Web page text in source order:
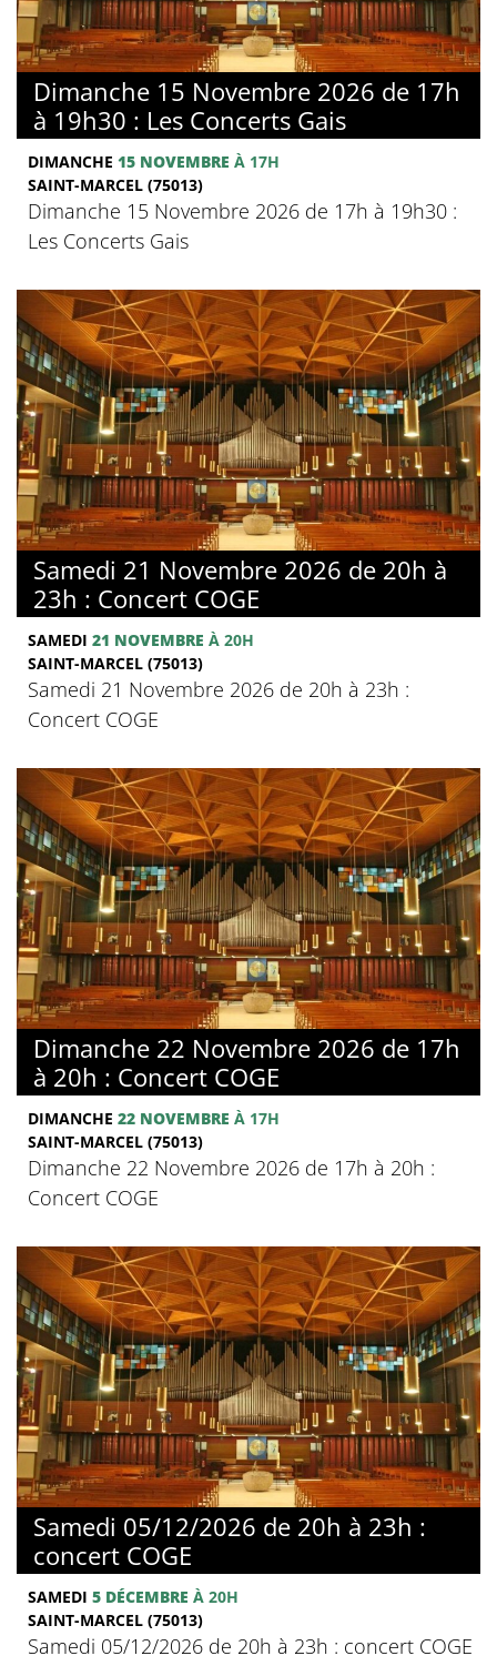
Dimanche 15 Novembre 2026 de 17h
à 19h30 : Les Concerts Gais
DIMANCHE 15 NOVEMBRE À 17H
SAINT-MARCEL (75013)
Dimanche 15 Novembre 2026 de 17h à 19h30 :
Les Concerts Gais
Samedi 21 Novembre 2026 de 20h à
23h : Concert COGE
SAMEDI 21 NOVEMBRE À 20H
SAINT-MARCEL (75013)
Samedi 21 Novembre 2026 de 20h à 23h :
Concert COGE
Dimanche 22 Novembre 2026 de 17h
à 20h : Concert COGE
DIMANCHE 22 NOVEMBRE À 17H
SAINT-MARCEL (75013)
Dimanche 22 Novembre 2026 de 17h à 20h :
Concert COGE
Samedi 05/12/2026 de 20h à 23h :
concert COGE
SAMEDI 5 DÉCEMBRE À 20H
SAINT-MARCEL (75013)
Samedi 05/12/2026 de 20h à 23h : concert COGE